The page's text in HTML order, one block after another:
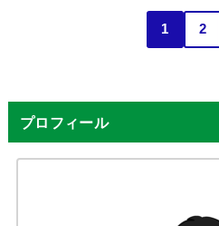
1 2
プロフィール